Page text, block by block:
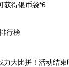
获得银币袋*6
行榜
力大比拼！活动结